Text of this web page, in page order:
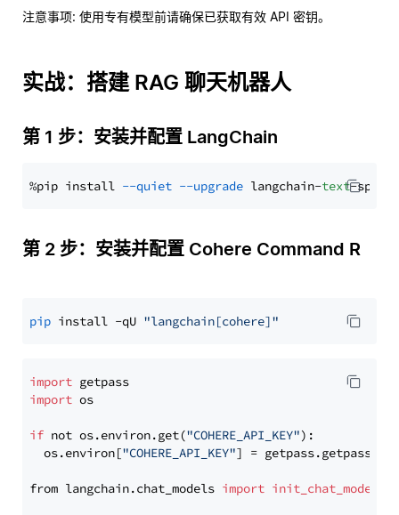
注意事项: 使用专有模型前请确保已获取有效 API 密钥。
实战：搭建 RAG 聊天机器人
第 1 步：安装并配置 LangChain
%pip install --quiet --upgrade langchain-text
第 2 步：安装并配置 Cohere Command R
pip install -qU "langchain[cohere]"
import
import os
if not os.environ.get("COHERE_API_KEY"):
  os.environ[
"COHERE_API_KEY"] = getpass.getpass(
from langchain.chat_models import init_chat_model